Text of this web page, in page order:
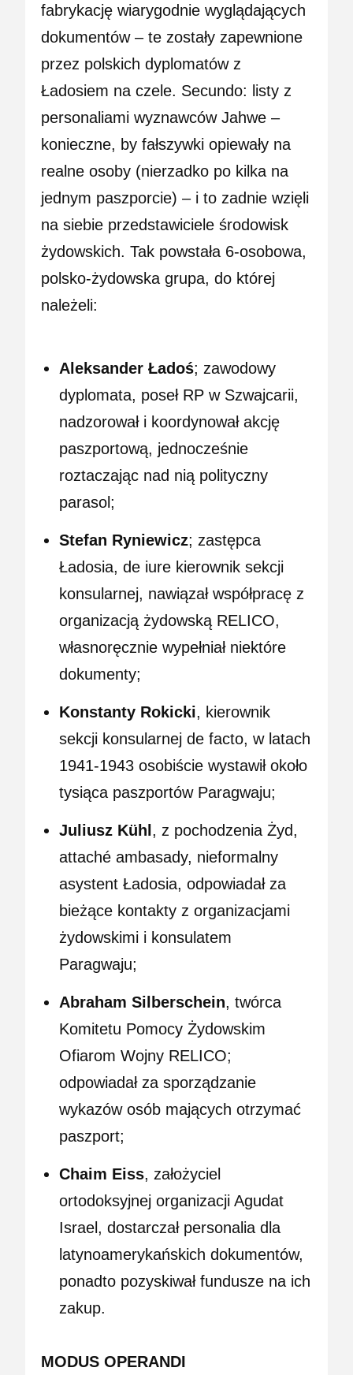
fabrykację wiarygodnie wyglądających
dokumentów – te zostały zapewnione
przez polskich dyplomatów z
Ładosiem na czele. Secundo: listy z
personaliami wyznawców Jahwe –
konieczne, by fałszywki opiewały na
realne osoby (nierzadko po kilka na
jednym paszporcie) – i to zadnie wzięli
na siebie przedstawiciele środowisk
żydowskich. Tak powstała 6-osobowa,
polsko-żydowska grupa, do której
należeli:
Aleksander Ładoś; zawodowy
dyplomata, poseł RP w Szwajcarii,
nadzorował i koordynował akcję
paszportową, jednocześnie
roztaczając nad nią polityczny
parasol;
Stefan Ryniewicz; zastępca
Ładosia, de iure kierownik sekcji
konsularnej, nawiązał współpracę z
organizacją żydowską RELICO,
własnoręcznie wypełniał niektóre
dokumenty;
Konstanty Rokicki, kierownik
sekcji konsularnej de facto, w latach
1941-1943 osobiście wystawił około
tysiąca paszportów Paragwaju;
Juliusz Kühl , z pochodzenia Żyd,
attaché ambasady, nieformalny
asystent Ładosia, odpowiadał za
bieżące kontakty z organizacjami
żydowskimi i konsulatem
Paragwaju;
Abraham Silberschein, twórca
Komitetu Pomocy Żydowskim
Ofiarom Wojny RELICO;
odpowiadał za sporządzanie
wykazów osób mających otrzymać
paszport;
Chaim Eiss, założyciel
ortodoksyjnej organizacji Agudat
Israel, dostarczał personalia dla
latynoamerykańskich dokumentów,
ponadto pozyskiwał fundusze na ich
zakup.
MODUS OPERANDI